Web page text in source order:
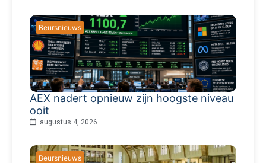
Beursnieuws
AEX nadert opnieuw zijn hoogste niveau
ooit
augustus 4, 2026
Beursnieuws